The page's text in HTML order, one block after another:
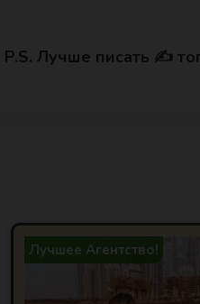
P.S. Лучше писать ✍️
Лучшее Агентство!